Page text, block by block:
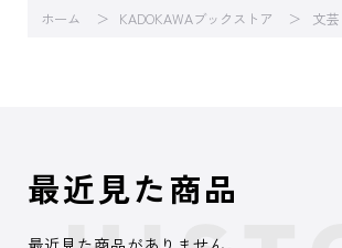
ホーム KADOKAWAブックストア 文芸
最近見た商品